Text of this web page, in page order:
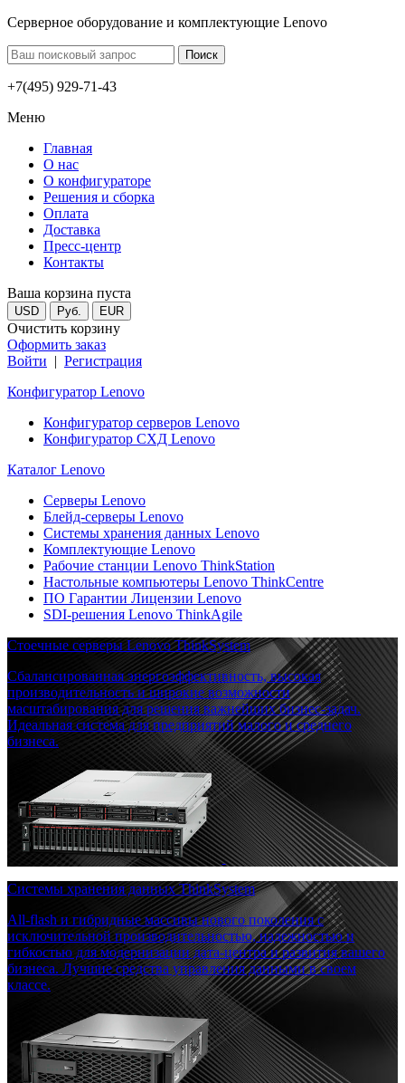
Серверное оборудование и комплектующие Lenovo
+7(495) 929-71-43
Меню
Главная
О нас
О конфигураторе
Решения и сборка
Оплата
Доставка
Пресс-центр
Контакты
Ваша корзина пуста
USD Руб. EUR
Очистить корзину
Оформить заказ
Войти | Регистрация
Конфигуратор Lenovo
Конфигуратор серверов Lenovo
Конфигуратор СХД Lenovo
Каталог Lenovo
Серверы Lenovo
Блейд-серверы Lenovo
Системы хранения данных Lenovo
Комплектующие Lenovo
Рабочие станции Lenovo ThinkStation
Настольные компьютеры Lenovo ThinkCentre
ПО Гарантии Лицензии Lenovo
SDI-решения Lenovo ThinkAgile
Стоечные серверы Lenovo ThinkSystem
Сбалансированная энергоэффективность, высокая
производительность и широкие возможности
масштабирования для решения важнейших бизнес-задач.
Идеальная система для предприятий малого и среднего
бизнеса.
Системы хранения данных ThinkSystem
All-flash и гибридные массивы нового поколения с
исключительной производительностью, надежностью и
гибкостью для модернизации дата-центра и развития вашего
бизнеса. Лучшие средства управления данными в своем
классе.